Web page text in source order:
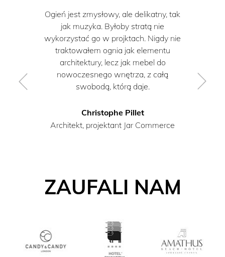
Ogień jest zmysłowy, ale delikatny, tak
jak muzyka. Byłoby stratą nie
wykorzystać go w projktach. Nigdy nie
traktowałem ognia jak elementu
architektury, lecz jak mebel do
nowoczesnego wnętrza, z całą
swobodą, którą daje.
Christophe Pillet
Architekt, projektant Jar Commerce
ZAUFALI NAM